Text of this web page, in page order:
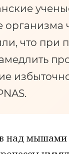
организма
что при
над мышами